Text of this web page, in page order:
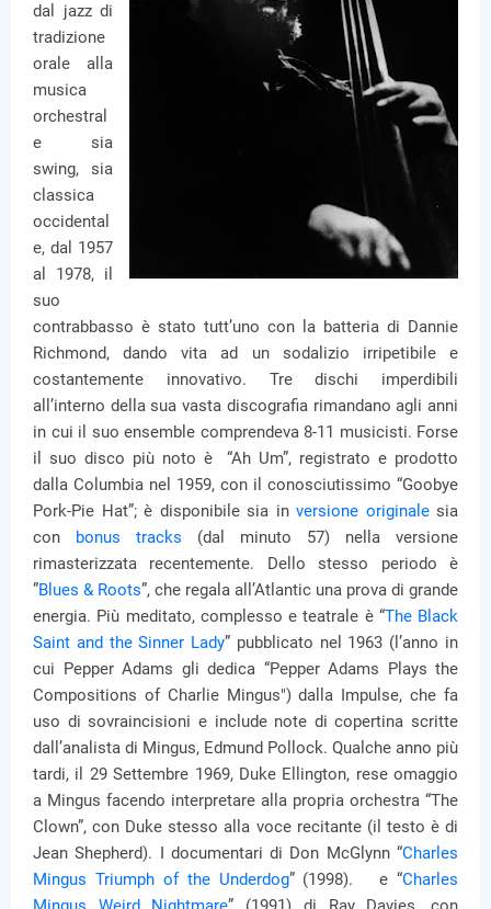
dal jazz di
tradizione
orale alla
musica
orchestral
e sia
swing, sia
classica
occidental
e, dal 1957
al 1978, il
suo
contrabbasso è stato tutt’uno con la batteria di Dannie
Richmond, dando vita ad un sodalizio irripetibile e
costantemente innovativo. Tre dischi imperdibili
all’interno della sua vasta discografia rimandano agli anni
in cui il suo ensemble comprendeva 8-11 musicisti. Forse
il suo disco più noto è “Ah Um”, registrato e prodotto
dalla Columbia nel 1959, con il conosciutissimo “Goobye
Pork-Pie Hat”; è disponibile sia in versione originalesia
con bonus tracks (dal minuto 57) nella versione
rimasterizzata recentemente. Dello stesso periodo è
”Blues & Roots”, che regala all’Atlantic una prova di grande
energia. Più meditato, complesso e teatrale è “The Black
Saint and the Sinner Lady” pubblicato nel 1963 (l’anno in
cui Pepper Adams gli dedica “Pepper Adams Plays the
Compositions of Charlie Mingus") dalla Impulse, che fa
uso di sovraincisioni e include note di copertina scritte
dall’analista di Mingus, Edmund Pollock. Qualche anno più
tardi, il 29 Settembre 1969, Duke Ellington, rese omaggio
a Mingus facendo interpretare alla propria orchestra “The
Clown”, con Duke stesso alla voce recitante (il testo è di
Jean Shepherd). I documentari di Don McGlynn “Charles
Mingus Triumph of the Underdog” (1998). e “Charles